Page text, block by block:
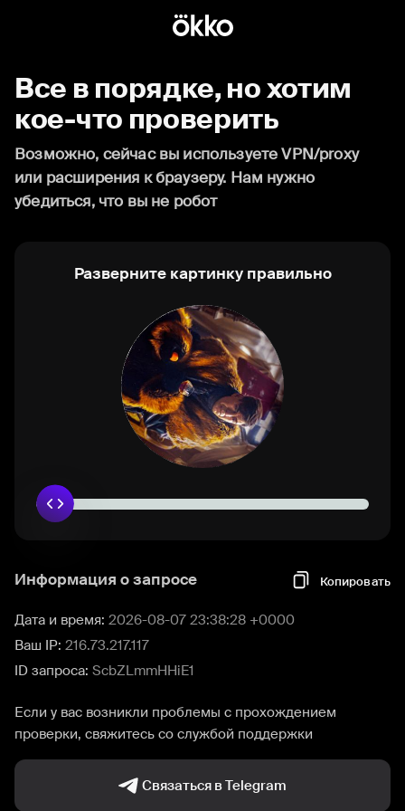
Все в порядке, но хотим
кое-что проверить
Возможно, сейчас вы используете VPN/proxy
или расширения к браузеру. Нам нужно
убедиться, что вы не робот
Разверните картинку правильно
Информация о запросе Копировать
Дата и время: 2026-08-07 23:38:28 +0000
Ваш IP: 216.73.217.117
ID запроса: ScbZLmmHHiE1
Если у вас возникли проблемы с прохождением
проверки, свяжитесь со службой поддержки
Связаться в Telegram